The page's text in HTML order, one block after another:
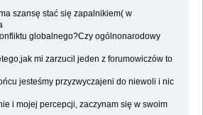
szansę stać się zapalnikiem( w
globalnego?Czy ogólnonarodowy
mi zarzucil jeden z forumowiczów to
jesteśmy przyzwyczajeni do niewoli i nic
i mojej percepcji, zaczynam się w swoim